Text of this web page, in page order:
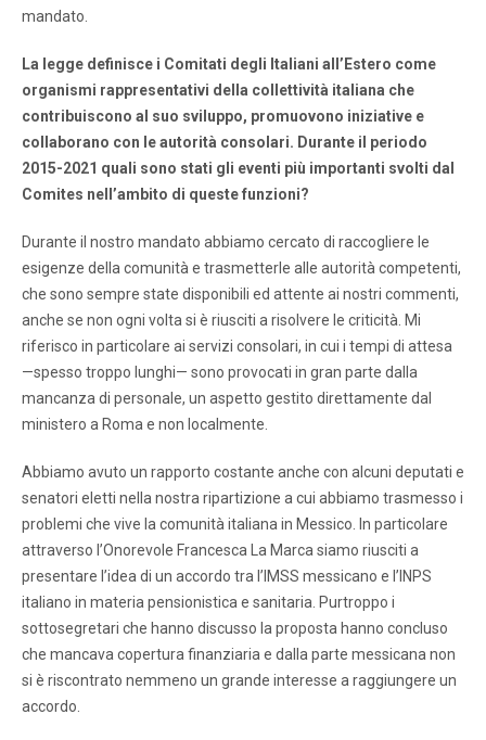
mandato.
La legge definisce i Comitati degli Italiani all’Estero come
organismi rappresentativi della collettività italiana che
contribuiscono al suo sviluppo, promuovono iniziative e
collaborano con le autorità consolari. Durante il periodo
2015-2021 quali sono stati gli eventi più importanti svolti dal
Comites nell’ambito di queste funzioni?
Durante il nostro mandato abbiamo cercato di raccogliere le
esigenze della comunità e trasmetterle alle autorità competenti,
che sono sempre state disponibili ed attente ai nostri commenti,
anche se non ogni volta si è riusciti a risolvere le criticità. Mi
riferisco in particolare ai servizi consolari, in cui i tempi di attesa
—spesso troppo lunghi— sono provocati in gran parte dalla
mancanza di personale, un aspetto gestito direttamente dal
ministero a Roma e non localmente.
Abbiamo avuto un rapporto costante anche con alcuni deputati e
senatori eletti nella nostra ripartizione a cui abbiamo trasmesso i
problemi che vive la comunità italiana in Messico. In particolare
attraverso l’Onorevole Francesca La Marca siamo riusciti a
presentare l’idea di un accordo tra l’IMSS messicano e l’INPS
italiano in materia pensionistica e sanitaria. Purtroppo i
sottosegretari che hanno discusso la proposta hanno concluso
che mancava copertura finanziaria e dalla parte messicana non
si è riscontrato nemmeno un grande interesse a raggiungere un
accordo.